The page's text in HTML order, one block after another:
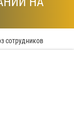
сотрудников